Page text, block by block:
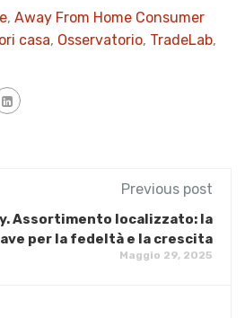
, Away From Home Consumer
casa, Osservatorio, TradeLab,
Previous post
Assortimento localizzato: la
per la fedeltà e la crescita
Maggio 29, 2025